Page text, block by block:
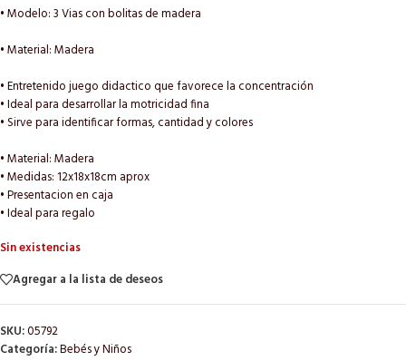
• Modelo: 3 Vias con bolitas de madera
• Material: Madera
• Entretenido juego didactico que favorece la concentración
• Ideal para desarrollar la motricidad fina
• Sirve para identificar formas, cantidad y colores
• Material: Madera
• Medidas: 12x18x18cm aprox
• Presentacion en caja
• Ideal para regalo
Sin existencias
Agregar a la lista de deseos
SKU:05792
Categoría:Bebés y Niños